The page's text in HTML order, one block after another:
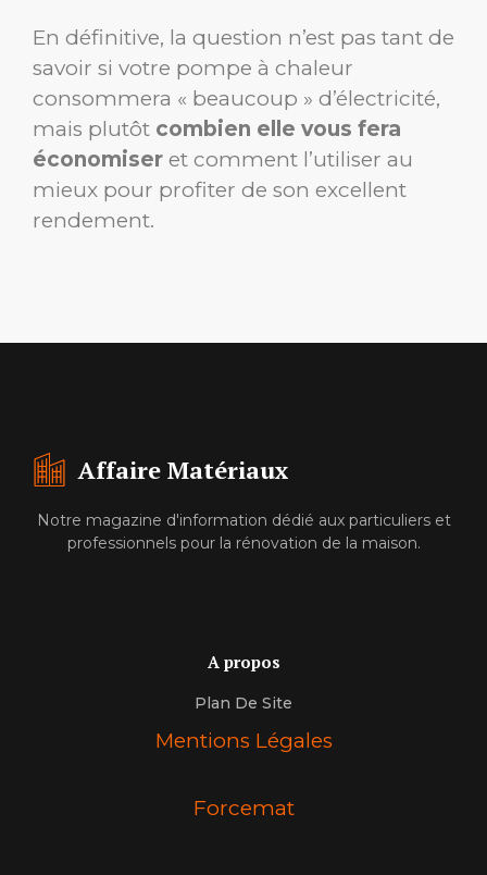
En définitive, la question n’est pas tant de
savoir si votre pompe à chaleur
consommera « beaucoup » d’électricité,
mais plutôt combien elle vous fera
économiser et comment l’utiliser au
mieux pour profiter de son excellent
rendement.
Affaire Matériaux
Notre magazine d'information dédié aux particuliers et
professionnels pour la rénovation de la maison.
A propos
Plan De Site
Mentions Légales
Forcemat